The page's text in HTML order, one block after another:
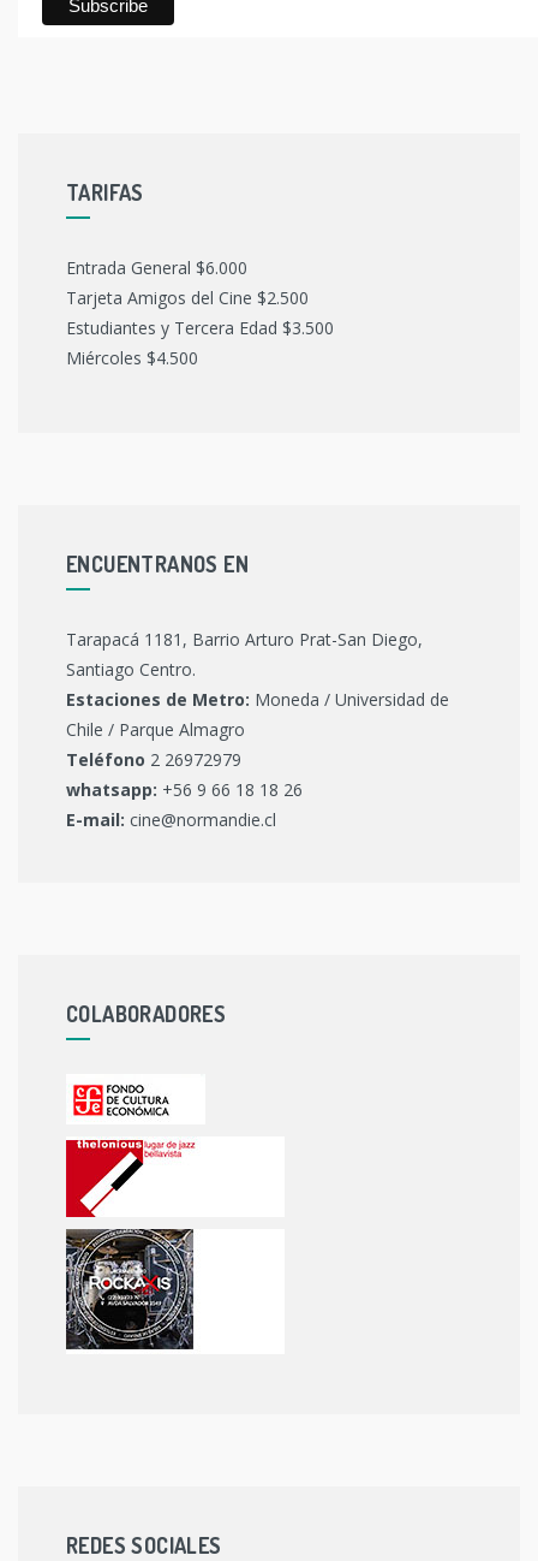
TARIFAS
Entrada General $6.000
Tarjeta Amigos del Cine $2.500
Estudiantes y Tercera Edad $3.500
Miércoles $4.500
ENCUENTRANOS EN
Tarapacá 1181, Barrio Arturo Prat-San Diego,
Santiago Centro.
Estaciones de Metro: Moneda / Universidad de
Chile / Parque Almagro
Teléfono 2 26972979
whatsapp: +56 9 66 18 18 26
E-mail: cine@normandie.cl
COLABORADORES
REDES SOCIALES